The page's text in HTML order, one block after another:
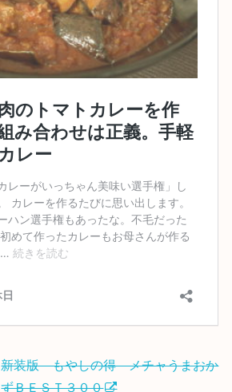
新装版 もやしの得 メチャうまおか
ずＢＥＳＴ３００